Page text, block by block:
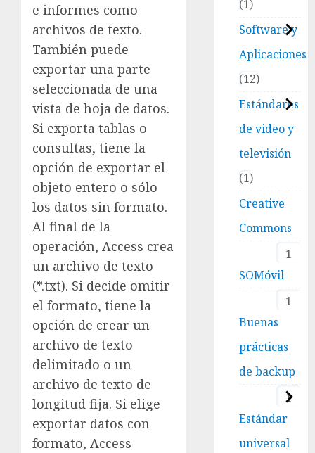
e informes como
archivos de texto.
También puede
exportar una parte
seleccionada de una
vista de hoja de datos.
Si exporta tablas o
consultas, tiene la
opción de exportar el
objeto entero o sólo
los datos sin formato.
Al final de la
operación, Access crea
un archivo de texto
(*.txt). Si decide omitir
el formato, tiene la
opción de crear un
archivo de texto
delimitado o un
archivo de texto de
longitud fija. Si elige
exportar datos con
formato, Access
1
Software y
Aplicaciones
12
Estándares
de video y
televisión
1
Creative
Commons
1
SOMóvil
1
Buenas
prácticas
de backup
1
Estándar
universal